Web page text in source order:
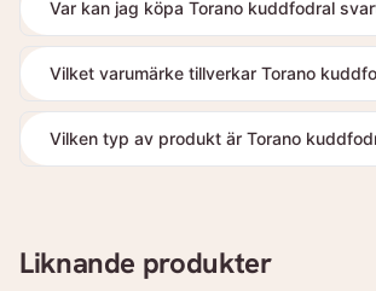
Var kan jag köpa Torano kuddfodral
Vilket varumärke tillverkar Torano
Vilken typ av produkt är Torano
Liknande produkter